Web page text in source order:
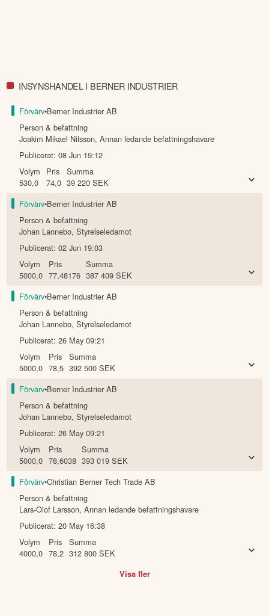
INSYNSHANDEL I BERNER INDUSTRIER
Förvärv•Berner Industrier AB
Person & befattning
Joakim Mikael Nilsson,Annan ledande befattningshavare
Publicerat:08 Jun 19:12
Volym
530,0
Pris
74,0
Summa
39 220 SEK
Förvärv•Berner Industrier AB
Person & befattning
Johan Lannebo,Styrelseledamot
Publicerat:02 Jun 19:03
Volym
5000,0
Pris
77,48176
Summa
387 409 SEK
Förvärv•Berner Industrier AB
Person & befattning
Johan Lannebo,Styrelseledamot
Publicerat:26 May 09:21
Volym
5000,0
Pris
78,5
Summa
392 500 SEK
Förvärv•Berner Industrier AB
Person & befattning
Johan Lannebo,Styrelseledamot
Publicerat:26 May 09:21
Volym
5000,0
Pris
78,6038
Summa
393 019 SEK
Förvärv•Christian Berner Tech Trade AB
Person & befattning
Lars-Olof Larsson,Annan ledande befattningshavare
Publicerat:20 May 16:38
Volym
4000,0
Pris
78,2
Summa
312 800 SEK
Visa fler